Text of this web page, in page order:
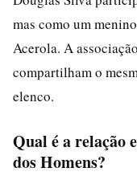
mas como um
Acerola. A
compartilham o
elenco.
Qual é a relação
dos Homens?